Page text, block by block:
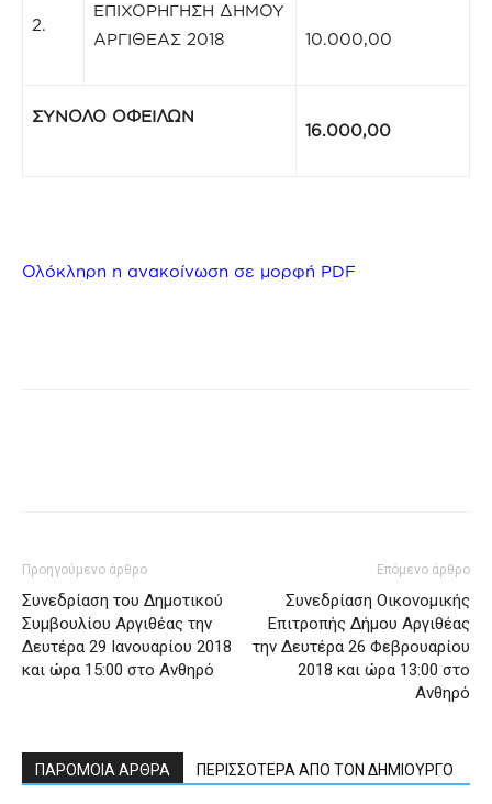
2.
ΕΠΙΧΟΡΗΓΗΣΗ ΔΗΜΟΥ
ΑΡΓΙΘΕΑΣ 2018
10.000,00
ΣΥΝΟΛΟ ΟΦΕΙΛΩΝ
16.000,00
Ολόκληρη η ανακοίνωση σε μορφή PDF
Προηγούμενο άρθρο
Συνεδρίαση του Δημοτικού
Συμβουλίου Αργιθέας την
Δευτέρα 29 Ιανουαρίου 2018
και ώρα 15:00 στο Ανθηρό
Επόμενο άρθρο
Συνεδρίαση Οικονομικής
Επιτροπής Δήμου Αργιθέας
την Δευτέρα 26 Φεβρουαρίου
2018 και ώρα 13:00 στο
Ανθηρό
ΠΑΡΟΜΟΙΑ ΑΡΘΡΑ ΠΕΡΙΣΣΟΤΕΡΑ ΑΠΟ ΤΟΝ ΔΗΜΙΟΥΡΓΟ